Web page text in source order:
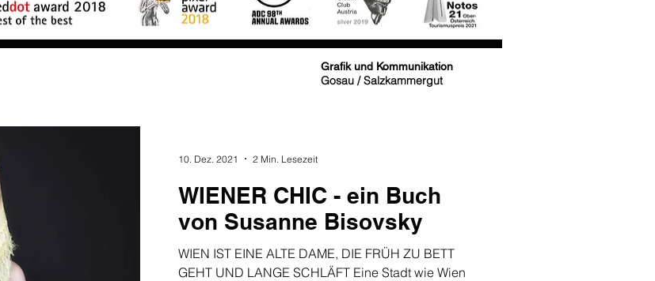
Grafik und Kommunikation
Gosau / Salzkammergut
WIENER CHIC - ein Buch
von Susanne Bisovsky
WIEN IST EINE ALTE DAME, DIE FRÜH ZU BETT
GEHT UND LANGE SCHLÄFT Eine Stadt wie Wien
10. Dez. 2021 2 Min. Lesezeit